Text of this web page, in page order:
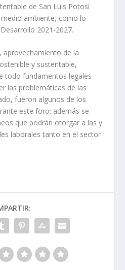
de San Luis Potosí
ambiente, como lo
2021-2027.
aprovechamiento de la
y sustentable,
todo fundamentos legales
las problemáticas de las
fueron algunos de los
este foro; además se
que podrán otorgar a las y
laborales tanto en el sector